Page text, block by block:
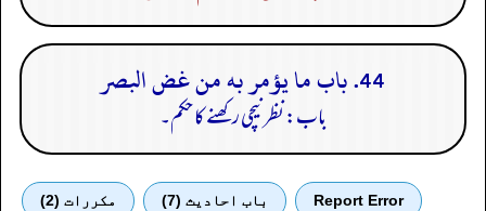
44. باب ما يؤمر به من غض البصر
باب: نظر نیچی رکھنے کا حکم۔
Report Error باب احادیث (7) مكررات (2)